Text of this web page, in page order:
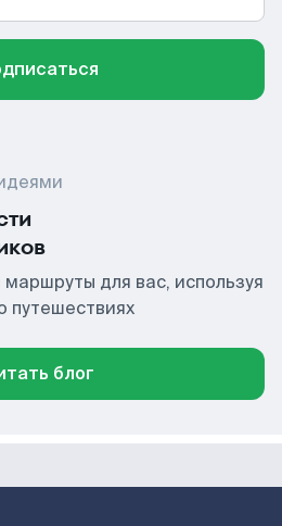
для вас, используя
путешествиях
блог